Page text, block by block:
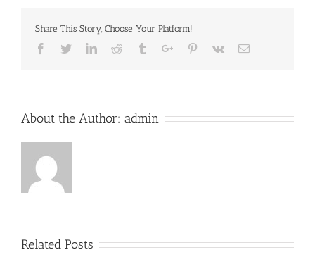
Share This Story, Choose Your Platform!
Facebook
TwitterLinkedinReddit TumblrGoogle+Pinterest
Vk Email
About the Author: admin
Related Posts